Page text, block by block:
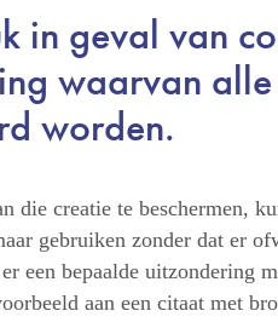
in geval van
waarvan
worden.
die creatie te beschermen,
gebruiken zonder dat er
een bepaalde uitzondering
aan een citaat met